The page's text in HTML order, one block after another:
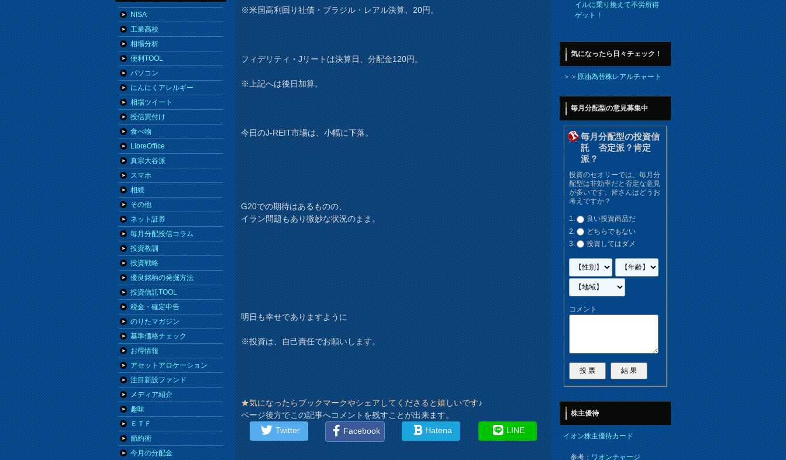
※米国高利回り社債・ブラジル・レアル決算、20円。
フィデリティ・Jリートは決算日、分配金120円。
※上記へは後日加算。
今日のJ-REIT市場は、小幅に下落。
G20での期待はあるものの、
イラン問題もあり微妙な状況のまま。
明日も幸せでありますように
※投資は、自己責任でお願いします。
★気になったらブックマークやシェアしてくださると嬉しいです♪
ページ後方でこの記事へコメントを残すことが出来ます。
Twitter
Facebook Hatena LINE
NISA
工業高校
相場分析
便利TOOL
パソコン
にんにくアレルギー
相場ツイート
投信買付け
食べ物
LibreOffice
真宗大谷派
スマホ
相続
その他
ネット証券
毎月分配投信コラム
投資教訓
投資戦略
優良銘柄の発掘方法
投資信託TOOL
税金・確定申告
のりたマガジン
基準価格チェック
お得情報
アセットアロケーション
注目新設ファンド
メディア紹介
趣味
ＥＴＦ
節約術
今月の分配金
イルに乗り換えて不労所得
ゲット！
気になったら日々チェック！
＞＞原油為替株レアルチャート
毎月分配型の意見募集中
毎月分配型の投資信
託 否定派？肯定
派？
投資のセオリーでは、毎月分
配型は非効率だと否定な意見
が多いです。皆さんはどうお
考えですか？
良い投資商品だ
どちらでもない
投資してはダメ
コメント
株主優待
イオン株主優待カード
参考：ワオンチャージ